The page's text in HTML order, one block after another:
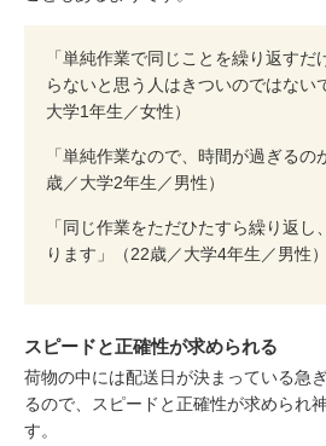
「単純作業で同じことを繰り返すだ
らないと思う人はきついのではない
大学1年生／女性）
「単純作業なので、時間が過ぎる
歳／大学2年生／男性）
「同じ作業をただひたすら繰り返
ります」（22歳／大学4年生／男性）
スピードと正確性が求められる
荷物の中には配送日が決まっている急
るので、スピードと正確性が求められ
す。